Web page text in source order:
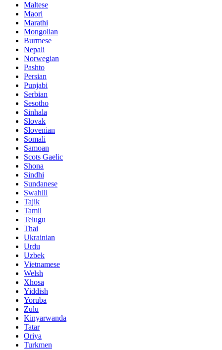
Maltese
Maori
Marathi
Mongolian
Burmese
Nepali
Norwegian
Pashto
Persian
Punjabi
Serbian
Sesotho
Sinhala
Slovak
Slovenian
Somali
Samoan
Scots Gaelic
Shona
Sindhi
Sundanese
Swahili
Tajik
Tamil
Telugu
Thai
Ukrainian
Urdu
Uzbek
Vietnamese
Welsh
Xhosa
Yiddish
Yoruba
Zulu
Kinyarwanda
Tatar
Oriya
Turkmen